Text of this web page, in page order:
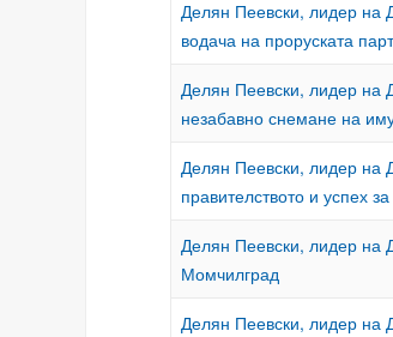
Делян Пеевски, лидер
водача на проруската
Делян Пеевски, лидер
незабавно снемане на
Делян Пеевски, лидер
правителството и успех
Делян Пеевски, лидер
Момчилград
Делян Пеевски, лидер